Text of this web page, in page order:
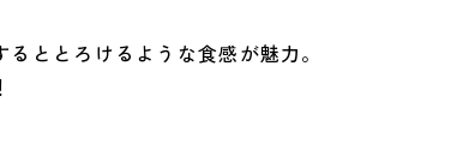
ととろけるような食感が魅力。